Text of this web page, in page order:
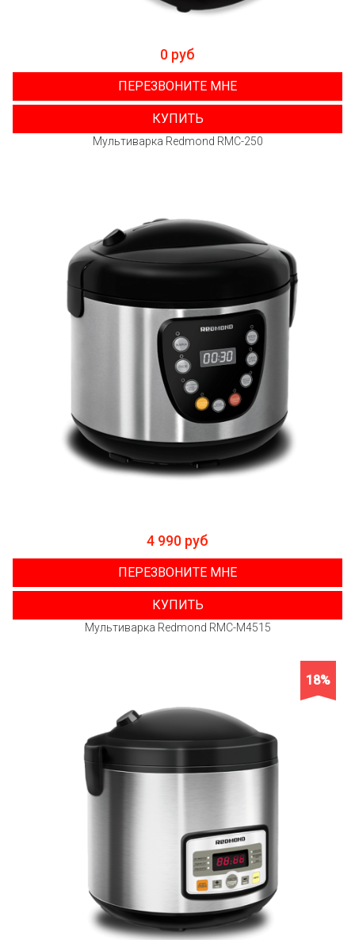
0 руб
ПЕРЕЗВОНИТЕ МНЕ
КУПИТЬ
Мультиварка Redmond RMC-250
4 990 руб
ПЕРЕЗВОНИТЕ МНЕ
КУПИТЬ
Мультиварка Redmond RMC-M4515
18%